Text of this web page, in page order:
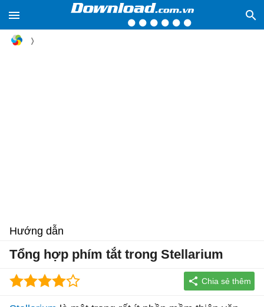
Hướng dẫn
Tổng hợp phím tắt trong Stellarium